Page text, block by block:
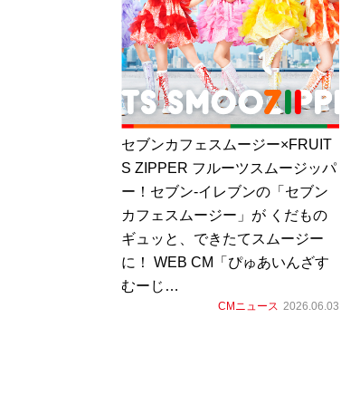
セブンカフェスムージー×FRUIT
S ZIPPER フルーツスムージッパ
ー！セブン-イレブンの「セブン
カフェスムージー」が くだもの
ギュッと、できたてスムージー
に！ WEB CM「ぴゅあいんざす
むーじ…
CMニュース 2026.06.03